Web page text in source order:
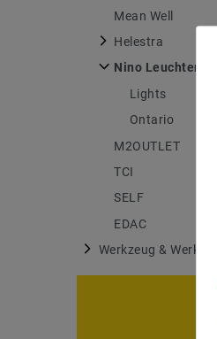
Mean Well
Helestra
Nino Leuchten
Lights
Ontario
M2OUTLET
TCI
SELF
EDAC
Werkzeug &